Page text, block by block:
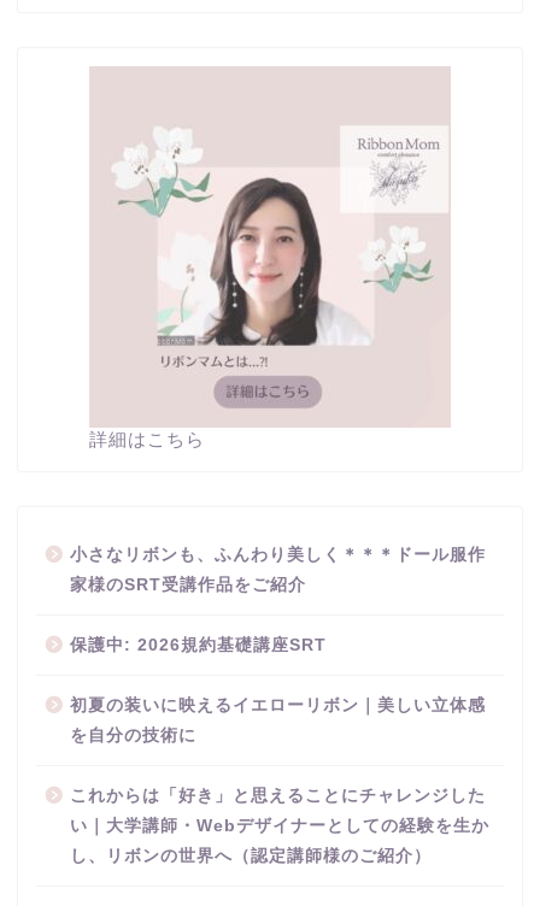
詳細はこちら
小さなリボンも、ふんわり美しく＊＊＊ドール服作
家様のSRT受講作品をご紹介
保護中: 2026規約基礎講座SRT
初夏の装いに映えるイエローリボン｜美しい立体感
を自分の技術に
これからは「好き」と思えることにチャレンジした
い｜大学講師・Webデザイナーとしての経験を生か
し、リボンの世界へ（認定講師様のご紹介）